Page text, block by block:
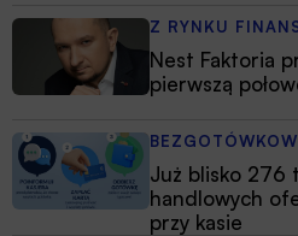
Z RYNKU
Nest Faktoria
pierwszą
Już blisko 276
handlowych
przy kasie